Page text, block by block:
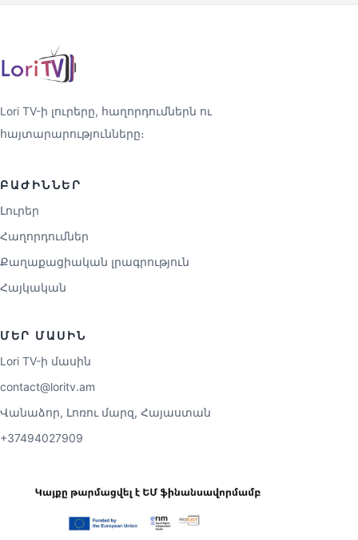
Lori TV-ի լուրերը, հաղորդումներն ու
հայտարարությունները։
ԲԱԺԻՆՆԵՐ
Լուրեր
Հաղորդումներ
Քաղաքացիական լրագրություն
Հայկական
ՄԵՐ ՄԱՍԻՆ
Lori TV-ի մասին
contact@loritv.am
Վանաձոր, Լոռու մարզ, Հայաստան
+37494027909